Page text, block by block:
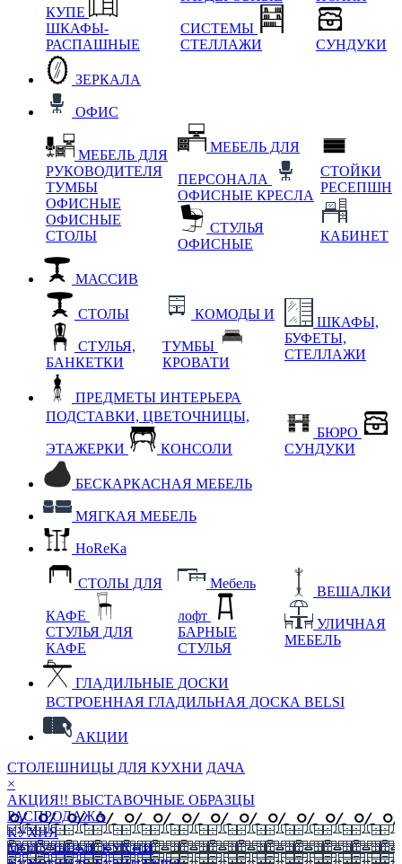
КУПЕ
ШКАФЫ-
РАСПАШНЫЕ
СИСТЕМЫ
СТЕЛЛАЖИ
СУНДУКИ
ЗЕРКАЛА
ОФИС
МЕБЕЛЬ ДЛЯ
РУКОВОДИТЕЛЯ
ТУМБЫ
ОФИСНЫЕ
ОФИСНЫЕ
СТОЛЫ
МЕБЕЛЬ ДЛЯ
ПЕРСОНАЛА
ОФИСНЫЕ КРЕСЛА
СТУЛЬЯ
ОФИСНЫЕ
СТОЙКИ
РЕСЕПШН
КАБИНЕТ
МАССИВ
СТОЛЫ
СТУЛЬЯ,
БАНКЕТКИ
КОМОДЫ И
ТУМБЫ
КРОВАТИ
ШКАФЫ,
БУФЕТЫ,
СТЕЛЛАЖИ
ПРЕДМЕТЫ ИНТЕРЬЕРА
ПОДСТАВКИ, ЦВЕТОЧНИЦЫ,
ЭТАЖЕРКИ КОНСОЛИ
БЮРО
СУНДУКИ
БЕСКАРКАСНАЯ МЕБЕЛЬ
МЯГКАЯ МЕБЕЛЬ
HoReKa
СТОЛЫ ДЛЯ
КАФЕ
СТУЛЬЯ ДЛЯ
КАФЕ
Мебель
лофт
БАРНЫЕ
СТУЛЬЯ
ВЕШАЛКИ
УЛИЧНАЯ
МЕБЕЛЬ
ГЛАДИЛЬНЫЕ ДОСКИ
ВСТРОЕННАЯ ГЛАДИЛЬНАЯ ДОСКА BELSI
АКЦИИ
СТОЛЕШНИЦЫ ДЛЯ КУХНИ ДАЧА
×
АКЦИЯ!! ВЫСТАВОЧНЫЕ ОБРАЗЦЫ
РАСПРОДАЖА
КУХНЯ
МОДУЛЬНЫЕ КУХНИ